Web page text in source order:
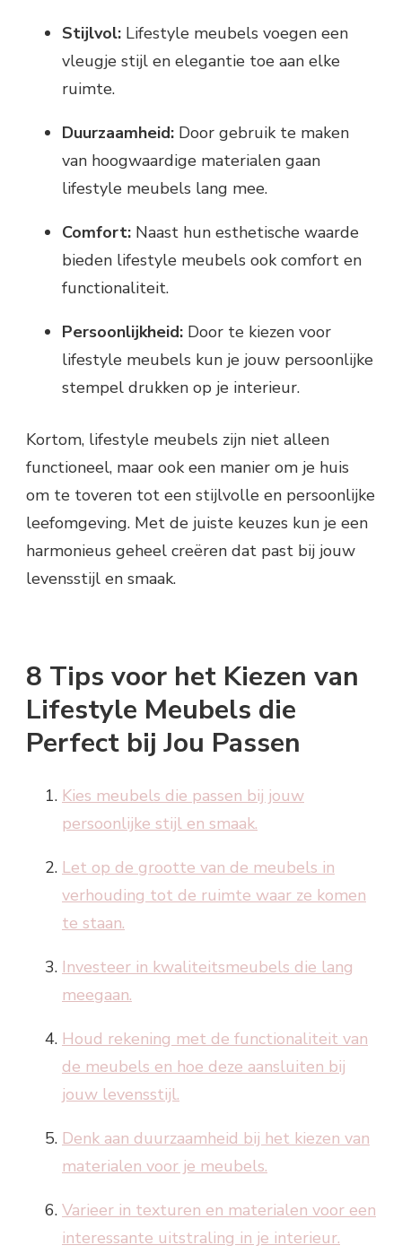
Stijlvol: Lifestyle meubels voegen een
vleugje stijl en elegantie toe aan elke
ruimte.
Duurzaamheid: Door gebruik te maken
van hoogwaardige materialen gaan
lifestyle meubels lang mee.
Comfort: Naast hun esthetische waarde
bieden lifestyle meubels ook comfort en
functionaliteit.
Persoonlijkheid: Door te kiezen voor
lifestyle meubels kun je jouw persoonlijke
stempel drukken op je interieur.
Kortom, lifestyle meubels zijn niet alleen
functioneel, maar ook een manier om je huis
om te toveren tot een stijlvolle en persoonlijke
leefomgeving. Met de juiste keuzes kun je een
harmonieus geheel creëren dat past bij jouw
levensstijl en smaak.
8 Tips voor het Kiezen van
Lifestyle Meubels die
Perfect bij Jou Passen
Kies meubels die passen bij jouw
persoonlijke stijl en smaak.
Let op de grootte van de meubels in
verhouding tot de ruimte waar ze komen
te staan.
Investeer in kwaliteitsmeubels die lang
meegaan.
Houd rekening met de functionaliteit van
de meubels en hoe deze aansluiten bij
jouw levensstijl.
Denk aan duurzaamheid bij het kiezen van
materialen voor je meubels.
Varieer in texturen en materialen voor een
interessante uitstraling in je interieur.